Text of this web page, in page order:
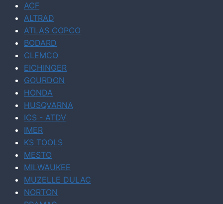
ACF
ALTRAD
ATLAS COPCO
BODARD
CLEMCO
EICHINGER
GOURDON
HONDA
HUSQVARNA
ICS - ATDV
IMER
KS TOOLS
MESTO
MILWAUKEE
MUZELLE DULAC
NORTON